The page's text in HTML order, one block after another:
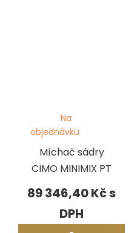
Míchač sádry
CIMO MINIMIX PT
Na
objednávku
89 346,40 Kč